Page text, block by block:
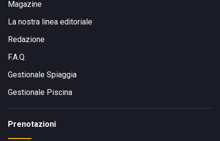
Magazine
La nostra linea editoriale
Redazione
F.A.Q.
Gestionale Spiaggia
Gestionale Piscina
Prenotazioni